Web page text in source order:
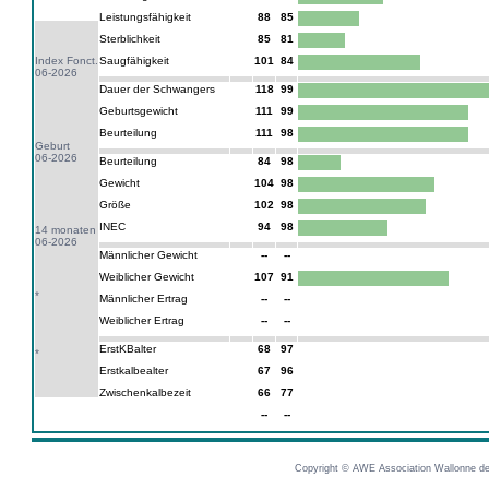
Index Fonct.
06-2026
Geburt
06-2026
14 monaten
06-2026
*
*
Leistungsfähigkeit
88
85
Sterblichkeit
85
81
Saugfähigkeit
101 84
Dauer der Schwangers 118 99
Geburtsgewicht
111
99
Beurteilung
111 98
Beurteilung 84
98
Gewicht
104 98
Größe
102
98
INEC
94 98
Männlicher Gewicht --
--
Weiblicher Gewicht
107 91
Männlicher Ertrag
--
--
Weiblicher Ertrag
-- --
ErstKBalter 68
97
Erstkalbealter
67
96
Zwischenkalbezeit
66
77
--
--
Copyright © AWE Association Wallonne